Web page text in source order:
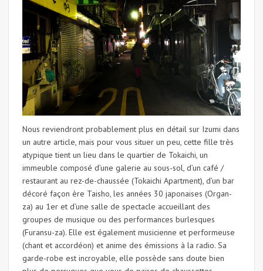
Nous reviendront probablement plus en détail sur Izumi dans
un autre article, mais pour vous situer un peu, cette fille très
atypique tient un lieu dans le quartier de Tokaichi, un
immeuble composé d’une galerie au sous-sol, d’un café /
restaurant au rez-de-chaussée (Tokaichi Apartment), d’un bar
décoré façon ère Taisho, les années 30 japonaises (Organ-
za) au 1er et d’une salle de spectacle accueillant des
groupes de musique ou des performances burlesques
(Furansu-za). Elle est également musicienne et performeuse
(chant et accordéon) et anime des émissions à la radio. Sa
garde-robe est incroyable, elle possède sans doute bien